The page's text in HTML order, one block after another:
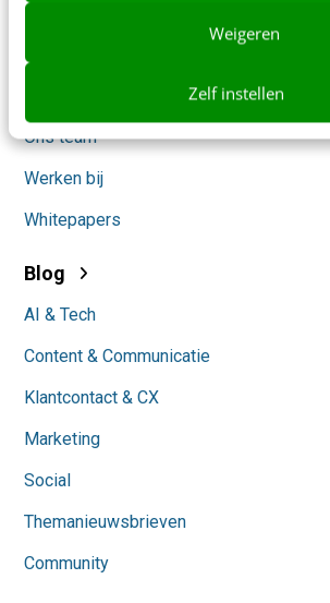
Weigeren
Zelf instellen
Contact
Nieuwsbrieven
Ons team
Werken bij
Whitepapers
Blog
AI & Tech
Content & Communicatie
Klantcontact & CX
Marketing
Social
Themanieuwsbrieven
Community